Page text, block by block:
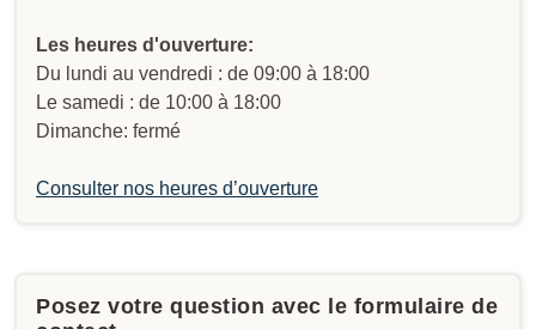
Les heures d'ouverture:
Du lundi au vendredi : de 09:00 à 18:00
Le samedi : de 10:00 à 18:00
Dimanche: fermé
Consulter nos heures d’ouverture
Posez votre question avec le formulaire de